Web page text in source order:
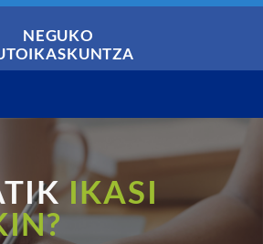
NEGUKO
IKASI